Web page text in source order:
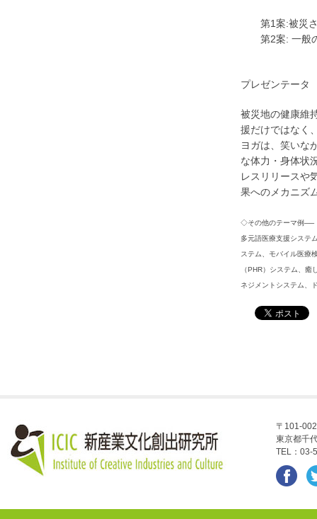
第1案:被災さ
第2案: 一般の
プレゼンテー
被災地の健康維
援だけではなく
ヨガは、笑いな
な体力・身体状
レスリリースや
果へのメカニズ
◇その他のテーマ例──
多元語医療支援システ
ステム、モバイル医療
（PHR）システム、
ネジメントシステム、
〒101-
東京都千
TEL：